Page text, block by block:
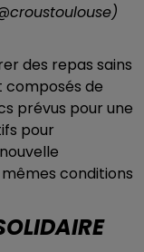
des repas sains
composés de
prévus pour une
pour
conditions